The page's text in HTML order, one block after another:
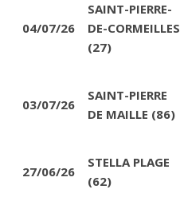
04/07/26
SAINT-PIERRE-
DE-CORMEILLES
(27)
03/07/26
SAINT-PIERRE
DE MAILLE (86)
27/06/26
STELLA PLAGE
(62)